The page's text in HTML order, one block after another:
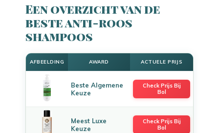
Een overzicht van de
beste anti-roos
shampoos
AFBEELDING AWARD ACTUELE PRIJS
Beste Algemene
Keuze
Check Prijs Bij
Bol
Meest Luxe
Keuze
Check Prijs Bij
Bol